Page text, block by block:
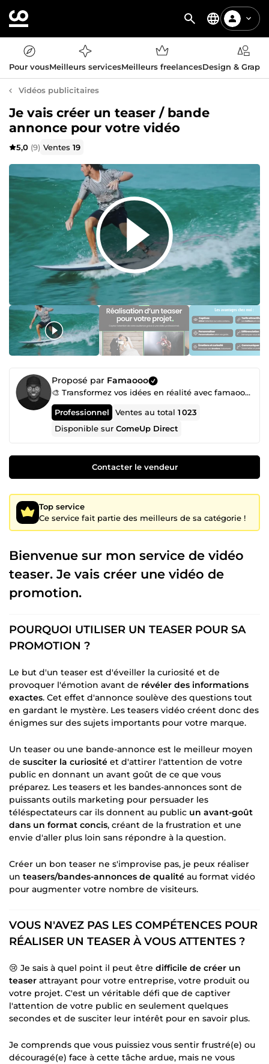
Pour vousMeilleurs servicesMeilleurs freelancesDesign &
Vidéos publicitaires
Je vais créer un teaser / bande
annonce pour votre vidéo
5,0 (9) Ventes19
Proposé par Famaooo
🎨 Transformez vos idées en réalité avec famaooo – Votre expert en création digitale !
Professionnel Ventes au total1 023
Disponible surComeUp Direct
Contacter le vendeur
Top service
Ce service fait partie des meilleurs de sa catégorie !
Bienvenue sur mon service de vidéo
teaser. Je vais créer une vidéo de
promotion.
POURQUOI UTILISER UN TEASER POUR SA
PROMOTION ?
Le but d'un teaser est d'éveiller la curiosité et de
provoquer l'émotion avant de révéler des informations
exactes. Cet effet d'annonce soulève des questions tout
en gardant le mystère. Les teasers vidéo créent donc des
énigmes sur des sujets importants pour votre marque.
Un teaser ou une bande-annonce est le meilleur moyen
de susciter la curiosité et d'attirer l'attention de votre
public en donnant un avant goût de ce que vous
préparez. Les teasers et les bandes-annonces sont de
puissants outils marketing pour persuader les
téléspectateurs car ils donnent au public un avant-goût
dans un format concis, créant de la frustration et une
envie d'aller plus loin sans répondre à la question.
Créer un bon teaser ne s'improvise pas, je peux réaliser
un teasers/bandes-annonces de qualité au format vidéo
pour augmenter votre nombre de visiteurs.
VOUS N'AVEZ PAS LES COMPÉTENCES POUR
RÉALISER UN TEASER À VOUS ATTENTES ?
😢 Je sais à quel point il peut être difficile de créer un
teaser attrayant pour votre entreprise, votre produit ou
votre projet. C'est un véritable défi que de captiver
l'attention de votre public en seulement quelques
secondes et de susciter leur intérêt pour en savoir plus.
Je comprends que vous puissiez vous sentir frustré(e) ou
découragé(e) face à cette tâche ardue, mais ne vous